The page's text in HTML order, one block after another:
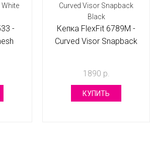
-
Кепка FlexFit 6789M -
Curved Visor Snapback
1890 р.
КУПИТЬ